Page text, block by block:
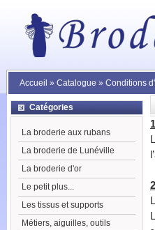
Accueil » Catalogue » Conditions
Catégories
La broderie aux rubans
La broderie de Lunéville
La broderie d'or
Le petit plus...
Les tissus et supports
Métiers, aiguilles, outils